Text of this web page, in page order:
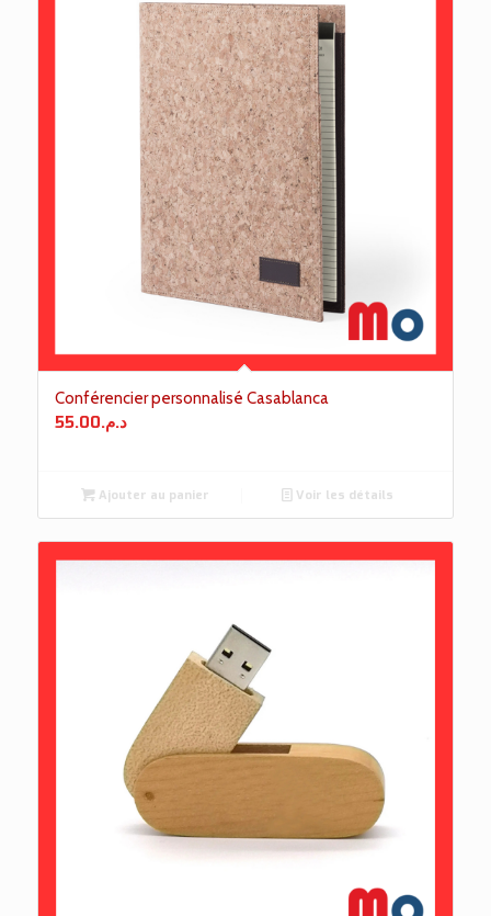
Conférencier personnalisé Casablanca
د.م.55.00
Ajouter au panier Voir les détails